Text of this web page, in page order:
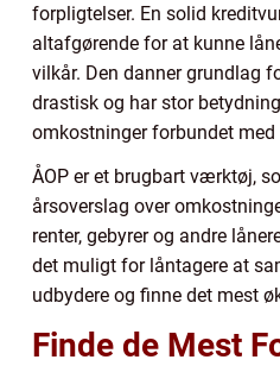
forpligtelser. En solid
altafgørende for at kunne
vilkår. Den danner grundlag
drastisk og har stor
omkostninger forbundet med
ÅOP er et brugbart værktøj,
årsoverslag over
renter, gebyrer og andre
det muligt for låntagere at
udbydere og finne det mest
Finde de Mest